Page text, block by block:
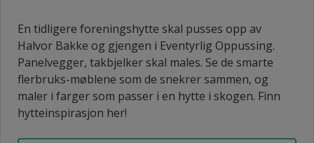
En tidligere foreningshytte skal pusses opp av
Halvor Bakke og gjengen i Eventyrlig Oppussing.
Panelvegger, takbjelker skal males. Se de smarte
flerbruks-møblene som de snekrer sammen, og
maler i farger som passer i en hytte i skogen. Finn
hytteinspirasjon her!